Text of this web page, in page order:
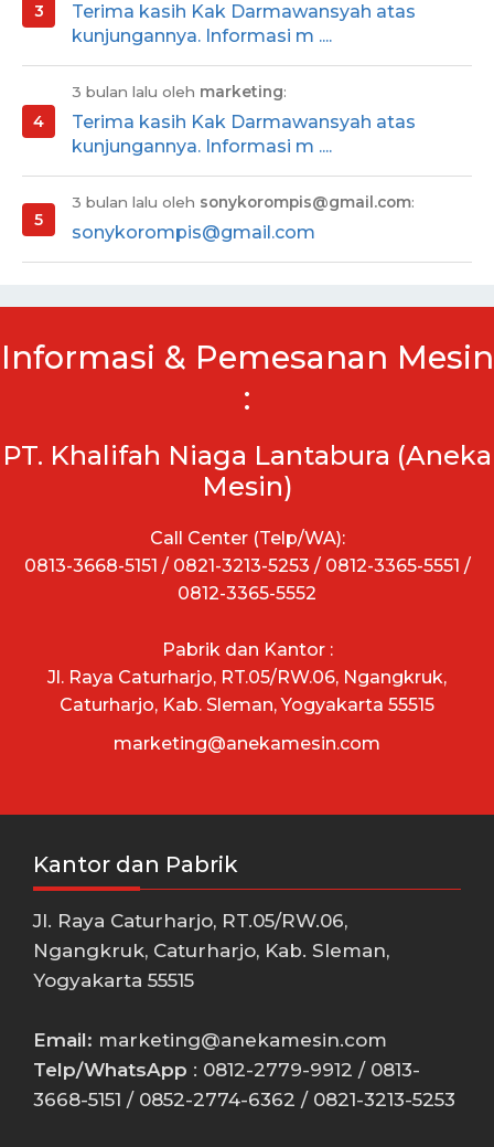
Terima kasih Kak Darmawansyah atas
kunjungannya. Informasi m ....
3 bulan lalu oleh marketing:
Terima kasih Kak Darmawansyah atas
kunjungannya. Informasi m ....
3 bulan lalu oleh sonykorompis@gmail.com:
sonykorompis@gmail.com
Informasi & Pemesanan Mesin
:
PT. Khalifah Niaga Lantabura (Aneka
Mesin)
Call Center (Telp/WA):
0813-3668-5151 / 0821-3213-5253 / 0812-3365-5551 /
0812-3365-5552
Pabrik dan Kantor :
Jl. Raya Caturharjo, RT.05/RW.06, Ngangkruk,
Caturharjo, Kab. Sleman, Yogyakarta 55515
marketing@anekamesin.com
Kantor dan Pabrik
Jl. Raya Caturharjo, RT.05/RW.06,
Ngangkruk, Caturharjo, Kab. Sleman,
Yogyakarta 55515
Email: marketing@anekamesin.com
Telp/WhatsApp : 0812-2779-9912 / 0813-
3668-5151 / 0852-2774-6362 / 0821-3213-5253